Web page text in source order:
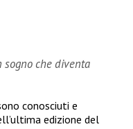
sogno che diventa
conosciuti e
edizione del